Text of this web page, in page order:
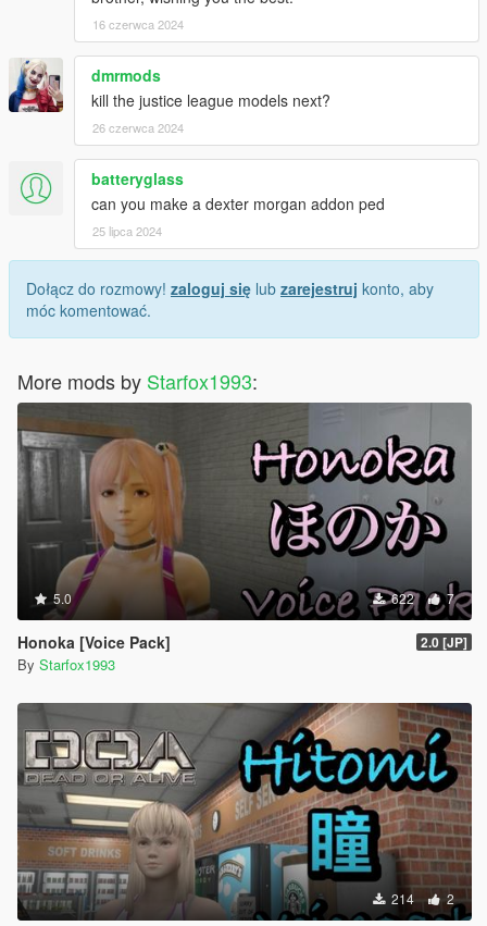
16 czerwca 2024
dmrmods
kill the justice league models next?
26 czerwca 2024
batteryglass
can you make a dexter morgan addon ped
25 lipca 2024
Dołącz do rozmowy! zaloguj się lub zarejestruj konto, aby
móc komentować.
More mods by Starfox1993:
5.0 622 7
Honoka [Voice Pack] 2.0 [JP]
By Starfox1993
214 2